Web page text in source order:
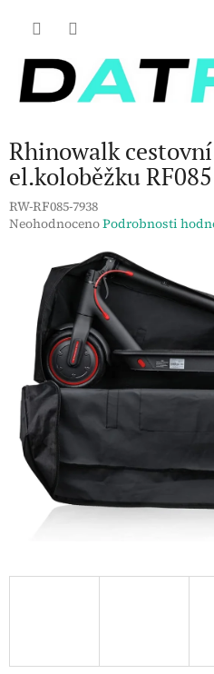
Rhinowalk
el.koloběžku RF085
RW-RF085-7938
Průměrné
hvězdiček.
NeohodnocenoPodrobnosti